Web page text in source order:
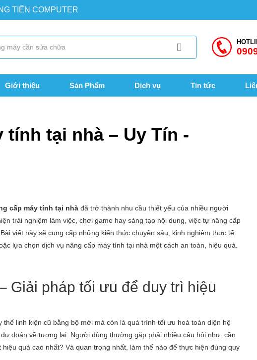
TIẾN COMPUTER
Giới thiệu Sản Phẩm Dịch vụ Tin tức
tính tại nhà – Uy Tín -
cấp máy tính tại nhà đã trở thành nhu cầu thiết yếu của nhiều người
trải nghiệm làm việc, chơi game hay sáng tạo nội dung, việc tự nâng cấp
viết này sẽ cung cấp những kiến thức chuyên sâu, kinh nghiệm thực tế
lựa chọn dịch vụ nâng cấp máy tính tại nhà một cách an toàn, hiệu quả.
Giải pháp tối ưu để duy trì hiệu
thế linh kiện cũ bằng bộ mới mà còn là quá trình tối ưu hoá toàn diện hệ
đoán về tương lai. Người dùng thường gặp phải nhiều câu hỏi như: cần
quả cao nhất? Và quan trọng nhất, làm thế nào để thực hiện đúng quy